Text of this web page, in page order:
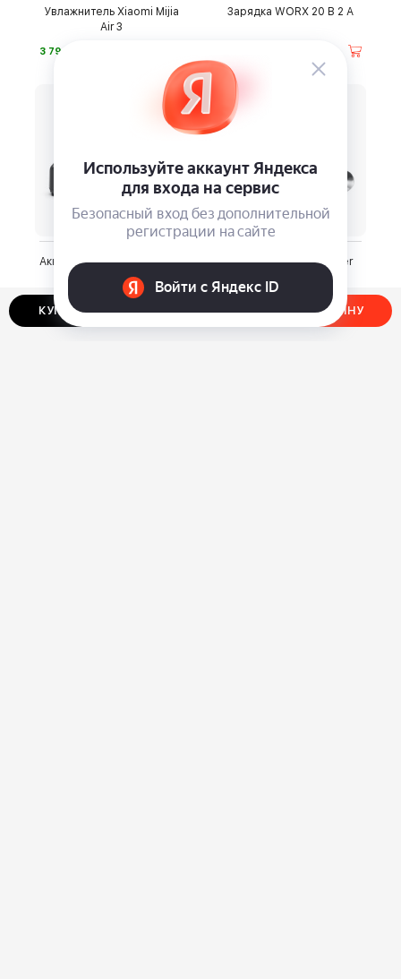
КУПИТЬ В ОДИН КЛИК ДОБАВИТЬ В КОРЗИНУ
Увлажнитель Xiaomi Mijia
Air 3
3 790
Зарядка WORX 20 В 2 А
Аккумуляторы Greenworks
2 990
Нож-мультитул Stinger